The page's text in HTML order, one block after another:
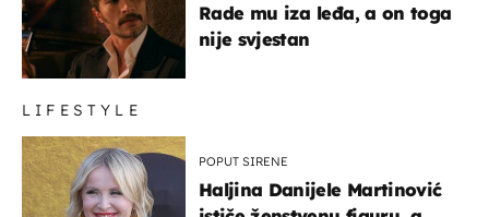
Rade mu iza leđa, a on toga
nije svjestan
LIFESTYLE
POPUT SIRENE
Haljina Danijele Martinović